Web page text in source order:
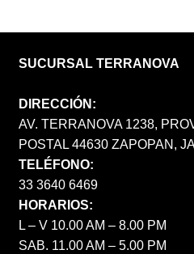
SUCURSAL TERRANOVA
DIRECCIÓN:
AV. TERRANOVA 1238,
POSTAL 44630 ZAPOPAN,
TELÉFONO:
33 3640 6469
HORARIOS:
L – V 10.00 AM – 8.00 PM
SAB. 11.00 AM – 5.00 PM